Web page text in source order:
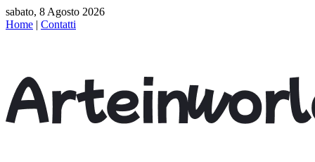
sabato, 8 Agosto 2026
Home | Contatti